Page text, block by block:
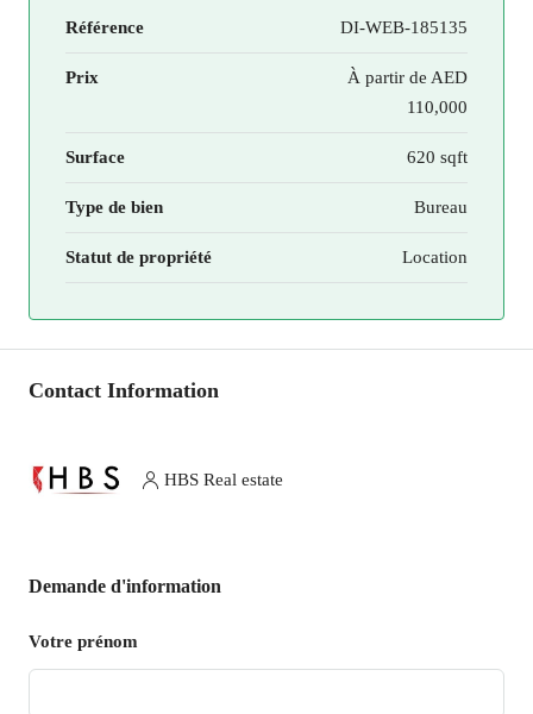
Référence DI-WEB-185135
Prix À partir de AED
110,000
Surface 620 sqft
Type de bien Bureau
Statut de propriété Location
Contact Information
HBS Real estate
Demande d'information
Votre prénom